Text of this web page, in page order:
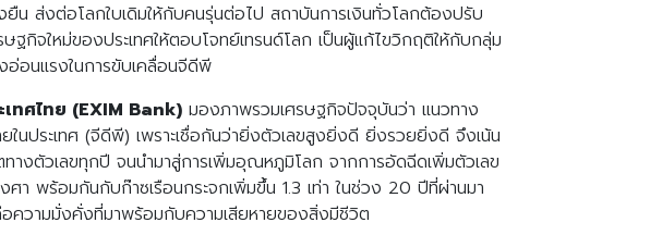
ส่งต่อโลกใบเดิมให้กับคนรุ่นต่อไป สถาบันการเงินทั่วโลกต้องปรับ
กิจใหม่ของประเทศให้ตอบโจทย์เทรนด์โลก เป็นผู้แก้ไขวิกฤติให้กับกลุ่ม
อ่อนแรงในการขับเคลื่อนจีดีพี
ทศไทย (EXIM Bank) มองภาพรวมเศรษฐกิจปัจจุบันว่า แนวทาง
ประเทศ (จีดีพี) เพราะเชื่อกันว่ายิ่งตัวเลขสูงยิ่งดี ยิ่งรวยยิ่งดี จึงเน้น
างตัวเลขทุกปี จนนำมาสู่การเพิ่มอุณหภูมิโลก จากการอัดฉีดเพิ่มตัวเลข
พร้อมกันกับก๊าซเรือนกระจกเพิ่มขึ้น 1.3 เท่า ในช่วง 20 ปีที่ผ่านมา
ความมั่งคั่งที่มาพร้อมกับความเสียหายของสิ่งมีชีวิต